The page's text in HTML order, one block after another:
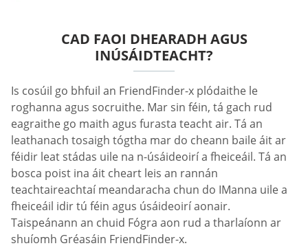
CAD FAOI DHEARADH AGUS
INÚSÁIDTEACHT?
Is cosúil go bhfuil an FriendFinder-x plódaithe le
roghanna agus socruithe. Mar sin féin, tá gach rud
eagraithe go maith agus furasta teacht air. Tá an
leathanach tosaigh tógtha mar do cheann baile áit ar
féidir leat stádas uile na n-úsáideoirí a fheiceáil. Tá an
bosca poist ina áit cheart leis an rannán
teachtaireachtaí meandaracha chun do IManna uile a
fheiceáil idir tú féin agus úsáideoirí aonair.
Taispeánann an chuid Fógra aon rud a tharlaíonn ar
shuíomh Gréasáin FriendFinder-x.